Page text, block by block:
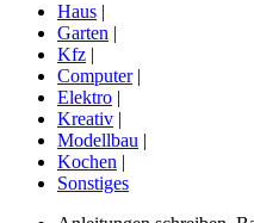
Haus |
Garten |
Kfz |
Computer|
Elektro |
Kreativ |
Modellbau |
Kochen |
Sonstiges